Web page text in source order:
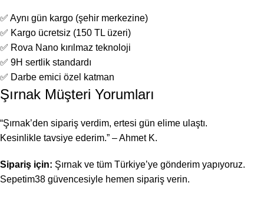
✅ Aynı gün kargo (şehir merkezine)
✅ Kargo ücretsiz (150 TL üzeri)
✅ Rova Nano kırılmaz teknoloji
✅ 9H sertlik standardı
✅ Darbe emici özel katman
Şırnak Müşteri Yorumları
“Şırnak’den sipariş verdim, ertesi gün elime ulaştı.
Kesinlikle tavsiye ederim.” – Ahmet K.
Sipariş için: Şırnak ve tüm Türkiye’ye gönderim yapıyoruz.
Sepetim38 güvencesiyle hemen sipariş verin.